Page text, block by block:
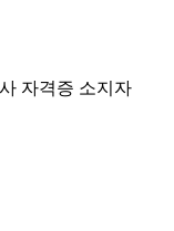
자격증 소지자